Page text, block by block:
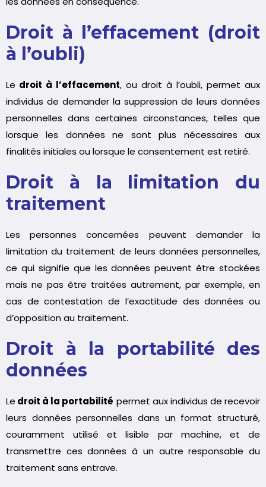
Droit à l’effacement (droit
à l’oubli)
Le droit à l’effacement, ou droit à l’oubli, permet aux
individus de demander la suppression de leurs données
personnelles dans certaines circonstances, telles que
lorsque les données ne sont plus nécessaires aux
finalités initiales ou lorsque le consentement est retiré.
Droit à la limitation du
traitement
Les personnes concernées peuvent demander la
limitation du traitement de leurs données personnelles,
ce qui signifie que les données peuvent être stockées
mais ne pas être traitées autrement, par exemple, en
cas de contestation de l’exactitude des données ou
d’opposition au traitement.
Droit à la portabilité des
données
Le droit à la portabilité permet aux individus de recevoir
leurs données personnelles dans un format structuré,
couramment utilisé et lisible par machine, et de
transmettre ces données à un autre responsable du
traitement sans entrave.